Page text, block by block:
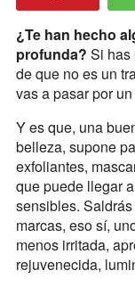
¿Te han hecho
profunda? Si has
de que no es un
vas a pasar por
Y es que, una
belleza, supone
exfoliantes,
que puede llegar
sensibles.
marcas, eso sí,
menos irritada,
rejuvenecida,